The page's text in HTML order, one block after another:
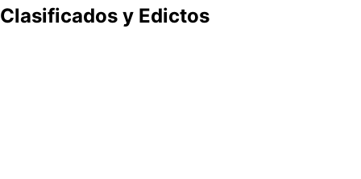
Clasificados y Edictos